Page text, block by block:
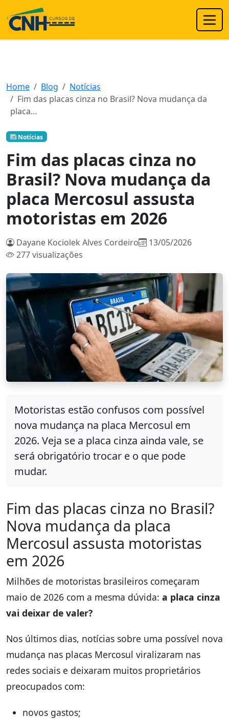
Home Blog
Notícias
Fim das placas cinza no Brasil? Nova mudança da
placa…
Notícias
Fim das placas cinza no
Brasil? Nova mudança da
placa Mercosul assusta
motoristas em 2026
Dayane Kociolek Alves Cordeiro
13/05/2026
277 visualizações
Motoristas estão confusos com possível
nova mudança na placa Mercosul em
2026. Veja se a placa cinza ainda vale, se
será obrigatório trocar e o que pode
mudar.
Fim das placas cinza no Brasil?
Nova mudança da placa
Mercosul assusta motoristas
em 2026
Milhões de motoristas brasileiros começaram
maio de 2026 com a mesma dúvida: a placa cinza
vai deixar de valer?
Nos últimos dias, notícias sobre uma possível nova
mudança nas placas Mercosul viralizaram nas
redes sociais e deixaram muitos proprietários
preocupados com:
novos gastos;